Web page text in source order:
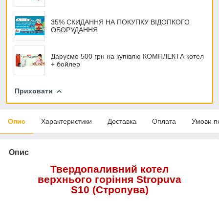
35% СКИДАННЯ НА ПОКУПКУ ВІДОПКОГО
ОБОРУДАННЯ
Даруємо 500 грн на купівлю КОМПЛЕКТА котел
+ бойлер
Приховати
Опис Характеристики Доставка Оплата Умови
Опис
Твердопаливний котел
верхнього горіння Stropuva
S10 (Стропува)